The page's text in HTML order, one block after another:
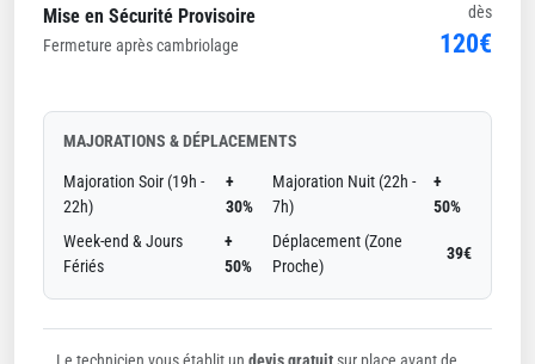
Mise en Sécurité Provisoire
Fermeture après cambriolage
dès
120€
MAJORATIONS & DÉPLACEMENTS
Majoration Soir (19h -
22h)
+
30%
Majoration Nuit (22h -
7h)
+
50%
Week-end & Jours
Fériés
+
50%
Déplacement (Zone
Proche)
39€
Le technicien vous établit un devis gratuitsur place avant de